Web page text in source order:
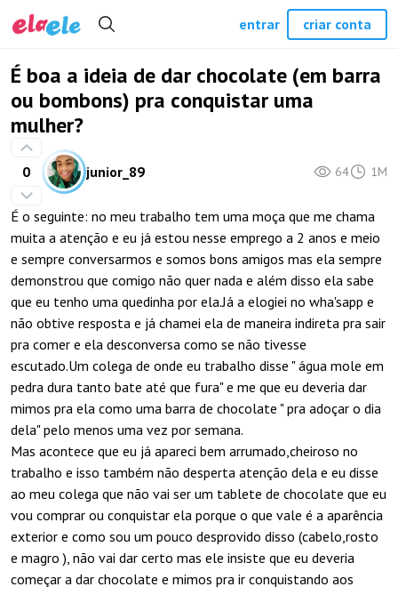
É boa a ideia de dar chocolate (em barra
ou bombons) pra conquistar uma
mulher?
0 junior_89 64 1M
É o seguinte: no meu trabalho tem uma moça que me chama
muita a atenção e eu já estou nesse emprego a 2 anos e meio
e sempre conversarmos e somos bons amigos mas ela sempre
demonstrou que comigo não quer nada e além disso ela sabe
que eu tenho uma quedinha por ela.Já a elogiei no wha'sapp e
não obtive resposta e já chamei ela de maneira indireta pra sair
pra comer e ela desconversa como se não tivesse
escutado.Um colega de onde eu trabalho disse " água mole em
pedra dura tanto bate até que fura" e me que eu deveria dar
mimos pra ela como uma barra de chocolate " pra adoçar o dia
dela" pelo menos uma vez por semana.
Mas acontece que eu já apareci bem arrumado,cheiroso no
trabalho e isso também não desperta atenção dela e eu disse
ao meu colega que não vai ser um tablete de chocolate que eu
vou comprar ou conquistar ela porque o que vale é a aparência
exterior e como sou um pouco desprovido disso (cabelo,rosto
e magro ), não vai dar certo mas ele insiste que eu deveria
começar a dar chocolate e mimos pra ir conquistando aos
entrar criar conta